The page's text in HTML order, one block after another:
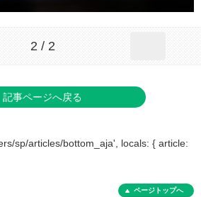
2 / 2
記事ページへ戻る
sp/articles/bottom_aja', locals: { article:
ページトップへ